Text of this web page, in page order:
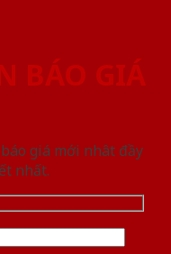
BÁO GIÁ
giá mới nhât đầy
nhất.